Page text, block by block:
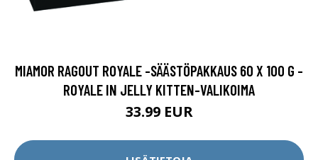
MIAMOR RAGOUT ROYALE -SÄÄSTÖPAKKAUS 60 X 100 G -
ROYALE IN JELLY KITTEN-VALIKOIMA
33.99 EUR